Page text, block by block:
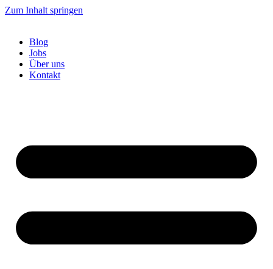
Zum Inhalt springen
Blog
Jobs
Über uns
Kontakt